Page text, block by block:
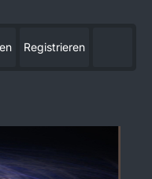
Registrieren